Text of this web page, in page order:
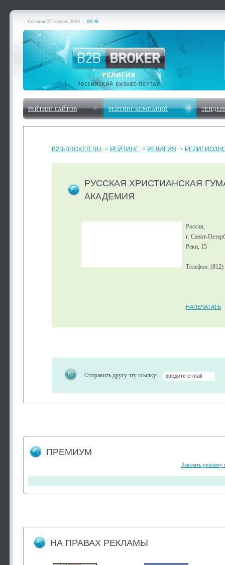
Сегодня 07 августа 2026 08:48
РЕЙТИНГ САЙТОВ РЕЙТИНГ КОМПАНИЙ
B2B-BROKER.RU -> РЕЙТИНГ -> РЕЛИГИЯ ->
РУССКАЯ ХРИСТИАНСКАЯ
АКАДЕМИЯ
Россия,
г. Санкт-
Реки, 15
Телефон: (812)
НАПЕЧАТАТЬ
Отправить другу эту ссылку:
ПРЕМИУМ
Заказать рекламу
НА ПРАВАХ РЕКЛАМЫ